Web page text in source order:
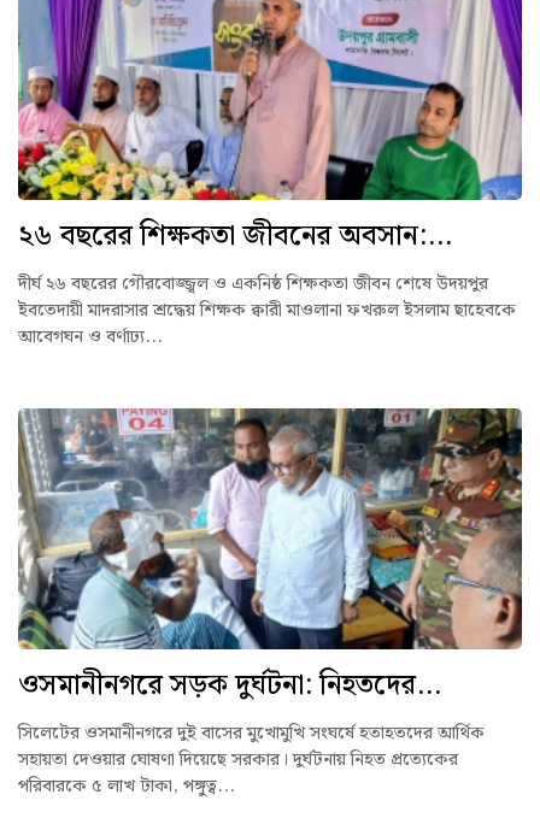
২৬ বছরের শিক্ষকতা জীবনের অবসান:...
দীর্ঘ ২৬ বছরের গৌরবোজ্জ্বল ও একনিষ্ঠ শিক্ষকতা জীবন শেষে উদয়পুর
ইবতেদায়ী মাদরাসার শ্রদ্ধেয় শিক্ষক ক্বারী মাওলানা ফখরুল ইসলাম ছাহেবকে
আবেগঘন ও বর্ণাঢ্য...
ওসমানীনগরে সড়ক দুর্ঘটনা: নিহতদের...
সিলেটের ওসমানীনগরে দুই বাসের মুখোমুখি সংঘর্ষে হতাহতদের আর্থিক
সহায়তা দেওয়ার ঘোষণা দিয়েছে সরকার। দুর্ঘটনায় নিহত প্রত্যেকের
পরিবারকে ৫ লাখ টাকা, পঙ্গুত্ব...